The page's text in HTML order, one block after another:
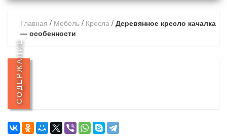
Главная / Мебель / Кресла / Деревянное кресло качалка
— особенности
СОДЕРЖАНИЕ